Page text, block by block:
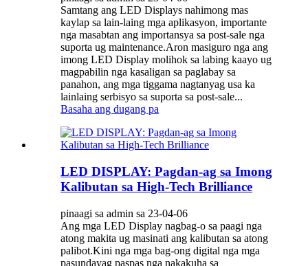
Samtang ang LED Displays nahimong mas
kaylap sa lain-laing mga aplikasyon, importante
nga masabtan ang importansya sa post-sale nga
suporta ug maintenance.Aron masiguro nga ang
imong LED Display molihok sa labing kaayo ug
magpabilin nga kasaligan sa paglabay sa
panahon, ang mga tiggama nagtanyag usa ka
lainlaing serbisyo sa suporta sa post-sale...
Basaha ang dugang pa
LED DISPLAY: Pagdan-ag sa Imong
Kalibutan sa High-Tech Brilliance
pinaagi sa admin sa 23-04-06
Ang mga LED Display nagbag-o sa paagi nga
atong makita ug masinati ang kalibutan sa atong
palibot.Kini nga mga bag-ong digital nga mga
pasundayag paspas nga nakakuha sa